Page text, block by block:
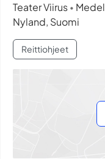
Teater Viirus •
Nyland, Suomi
Reittiohjeet